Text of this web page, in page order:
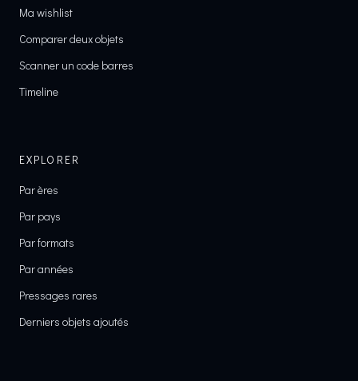
Ma wishlist
Comparer deux objets
Scanner un code barres
Timeline
EXPLORER
Par ères
Par pays
Par formats
Par années
Pressages rares
Derniers objets ajoutés